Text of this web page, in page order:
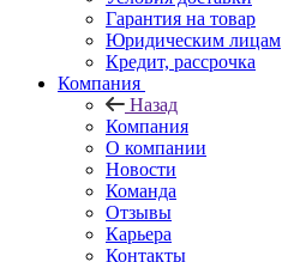
Гарантия на товар
Юридическим лицам
Кредит, рассрочка
Компания
Назад
Компания
О компании
Новости
Команда
Отзывы
Карьера
Контакты